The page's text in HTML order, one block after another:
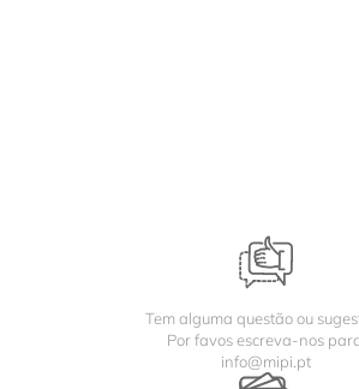
Tem alguma questão ou
Por favos escreva-nos
info@mipi.pt